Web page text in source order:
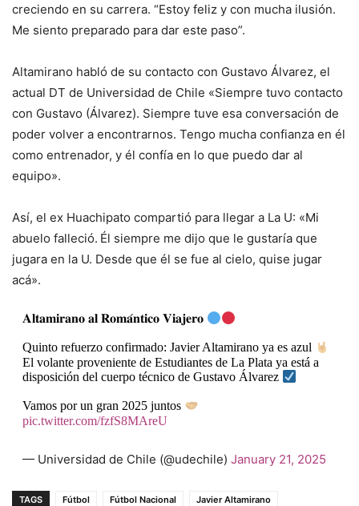
creciendo en su carrera. “Estoy feliz y con mucha ilusión.
Me siento preparado para dar este paso”.
Altamirano habló de su contacto con Gustavo Álvarez, el
actual DT de Universidad de Chile «Siempre tuvo contacto
con Gustavo (Álvarez). Siempre tuve esa conversación de
poder volver a encontrarnos. Tengo mucha confianza en él
como entrenador, y él confía en lo que puedo dar al
equipo».
Así, el ex Huachipato compartió para llegar a La U: «Mi
abuelo falleció. Él siempre me dijo que le gustaría que
jugara en la U. Desde que él se fue al cielo, quise jugar
acá».
𝐀𝐥𝐭𝐚𝐦𝐢𝐫𝐚𝐧𝐨 𝐚𝐥 𝐑𝐨𝐦𝐚́𝐧𝐭𝐢𝐜𝐨 𝐕𝐢𝐚𝐣𝐞𝐫𝐨
Quinto refuerzo confirmado: Javier Altamirano ya es azul
El volante proveniente de Estudiantes de La Plata ya está a
disposición del cuerpo técnico de Gustavo Álvarez
Vamos por un gran 2025 juntos
pic.twitter.com/fzfS8MAreU
— Universidad de Chile (@udechile) January 21, 2025
TAGS Fútbol Fútbol Nacional
Javier Altamirano